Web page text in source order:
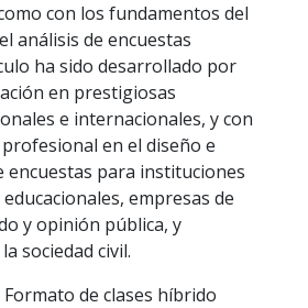
con los fundamentos del
análisis de encuestas
ha sido desarrollado por
en prestigiosas
e internacionales, y con
en el diseño e
encuestas para instituciones
empresas de
y opinión pública, y
sociedad civil.
Formato de clases híbrido